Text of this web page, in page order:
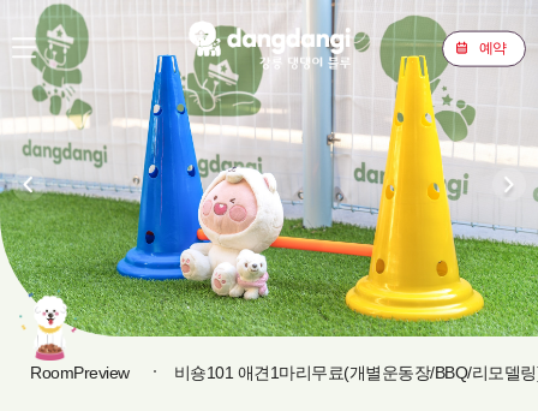
예약
RoomPreview 비숑101 애견1마리무료(개별운동장/BBQ/리모델